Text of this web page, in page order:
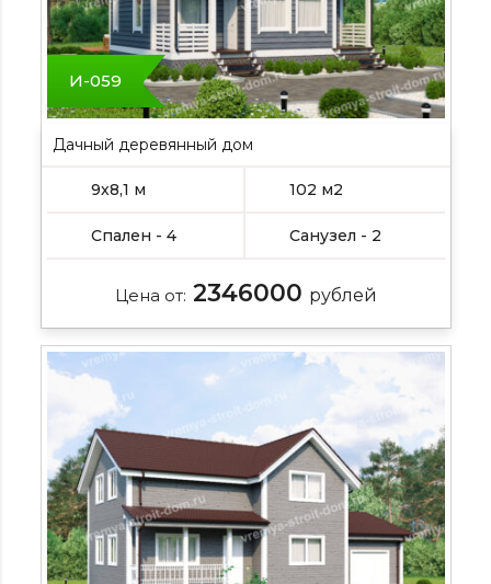
И-059
Дачный деревянный дом
9х8,1 м 102 м2
Спален - 4 Санузел - 2
Цена от: 2346000 рублей